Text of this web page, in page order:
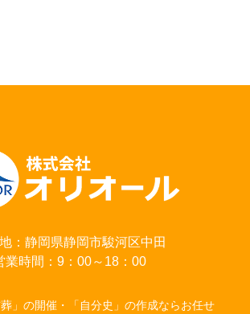
：静岡県静岡市駿河区中田
業時間：9：00～18：00
」の開催・「自分史」の作成ならお任せ